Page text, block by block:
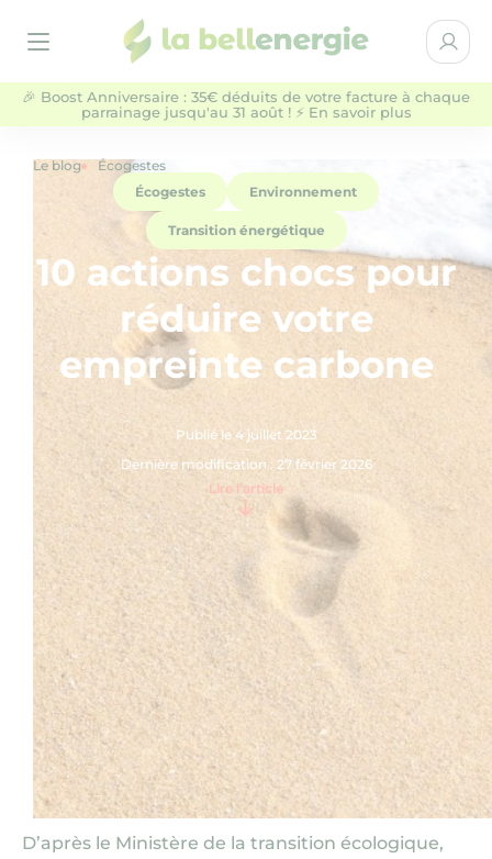
Ouvrir le menu
la bellenergie
NOS OFFRES D'ÉLECTRICITÉ
QUI SOMMES-NOUS ?
BLOG
Nous contacter
🎉 Boost Anniversaire : 35€ déduits de votre facture à chaque
parrainage jusqu'au 31 août ! ⚡ En savoir plus
Le blog
Écogestes
Écogestes
Environnement
Transition énergétique
10 actions chocs pour
réduire votre
empreinte carbone
Publié le 4 juillet 2023
Dernière modification : 27 février 2026
Lire l'article
D’après le Ministère de la transition écologique,